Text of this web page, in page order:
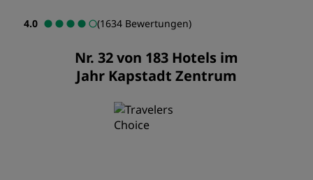
4.0 (1634 Bewertungen)
Nr. 32 von 183 Hotels im
Jahr Kapstadt Zentrum